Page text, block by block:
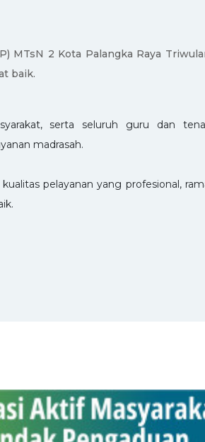
MTsN 2 Kota Palangka Raya
baik.
serta seluruh guru dan
madrasah.
pelayanan yang profesional,